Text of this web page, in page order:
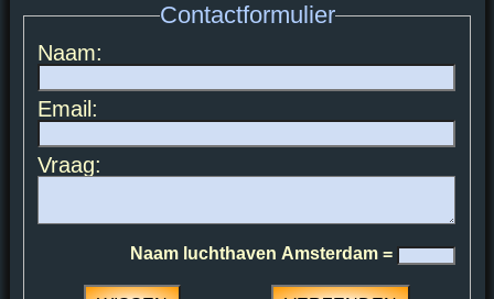
Contactformulier
Naam:
Email:
Vraag:
Naam luchthaven Amsterdam =